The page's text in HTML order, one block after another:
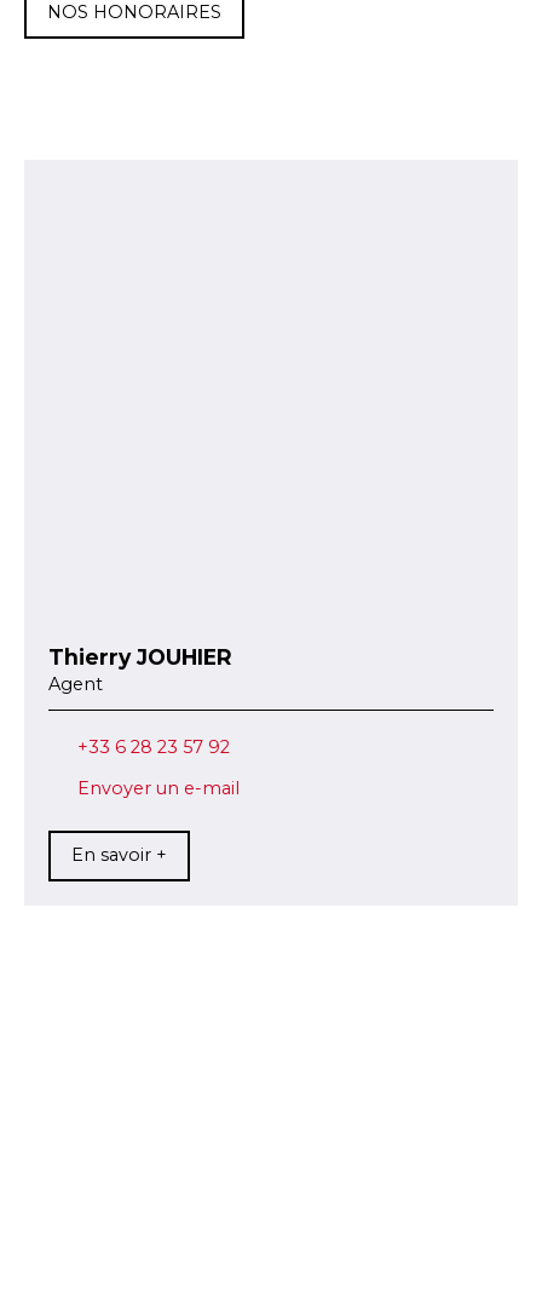
NOS HONORAIRES
Thierry JOUHIER
Agent
+33 6 28 23 57 92
Envoyer un e-mail
En savoir +